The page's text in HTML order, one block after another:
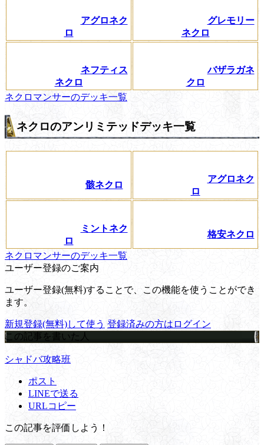
アグロネク
ロ
グレモリー
ネクロ
ネフティス
ネクロ
バザラガネ
クロ
ネクロマンサーのデッキ一覧
ネクロのアンリミテッドデッキ一覧
骸ネクロ
アグロネク
ロ
ミントネク
ロ
格安ネクロ
ネクロマンサーのデッキ一覧
ユーザー登録のご案内
ユーザー登録(無料)することで、この機能を使うことができ
ます。
新規登録(無料)して使う 登録済みの方はログイン
この記事を書いた人
シャドバ攻略班
ポスト
LINEで送る
URLコピー
この記事を評価しよう！